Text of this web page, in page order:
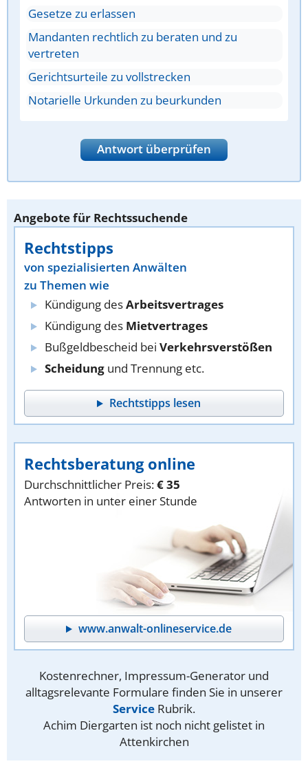
Gesetze zu erlassen
Mandanten rechtlich zu beraten und zu
vertreten
Gerichtsurteile zu vollstrecken
Notarielle Urkunden zu beurkunden
Antwort überprüfen
Angebote für Rechtssuchende
Rechtstipps
von spezialisierten Anwälten
zu Themen wie
Kündigung desArbeitsvertrages
Kündigung des Mietvertrages
Bußgeldbescheid bei Verkehrsverstößen
Scheidung und Trennung etc.
Rechtstipps lesen
Rechtsberatung online
Durchschnittlicher Preis:€ 35
Antworten in unter einer Stunde
www.anwalt-onlineservice.de
Kostenrechner, Impressum-Generator und
alltagsrelevante Formulare finden Sie in unserer
Service Rubrik.
Achim Diergarten ist noch nicht gelistet in
Attenkirchen